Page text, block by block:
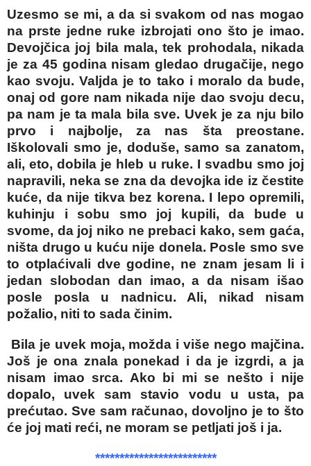
Uzesmo se mi, a da si svakom od nas mogao
na prste jedne ruke izbrojati ono što je imao.
Devojčica joj bila mala, tek prohodala, nikada
je za 45 godina nisam gledao drugačije, nego
kao svoju. Valjda je to tako i moralo da bude,
onaj od gore nam nikada nije dao svoju decu,
pa nam je ta mala bila sve. Uvek je za nju bilo
prvo i najbolje, za nas šta preostane.
Iškolovali smo je, doduše, samo sa zanatom,
ali, eto, dobila je hleb u ruke. I svadbu smo joj
napravili, neka se zna da devojka ide iz čestite
kuće, da nije tikva bez korena. I lepo opremili,
kuhinju i sobu smo joj kupili, da bude u
svome, da joj niko ne prebaci kako, sem gaća,
ništa drugo u kuću nije donela. Posle smo sve
to otplaćivali dve godine, ne znam jesam li i
jedan slobodan dan imao, a da nisam išao
posle posla u nadnicu. Ali, nikad nisam
požalio, niti to sada činim.
Bila je uvek moja, možda i više nego majčina.
Još je ona znala ponekad i da je izgrdi, a ja
nisam imao srca. Ako bi mi se nešto i nije
dopalo, uvek sam stavio vodu u usta, pa
prećutao. Sve sam računao, dovoljno je to što
će joj mati reći, ne moram se petljati još i ja.
*************************